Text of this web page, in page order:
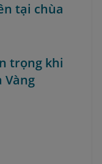
tại chùa
trọng khi
Vàng